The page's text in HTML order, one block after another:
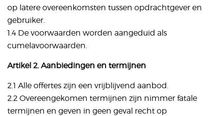
op latere overeenkomsten tussen opdrachtgever en
gebruiker.
1.4 De voorwaarden worden aangeduid als
cumelavoorwaarden.
Artikel 2. Aanbiedingen en termijnen
2.1 Alle offertes zijn een vrijblijvend aanbod.
2.2 Overeengekomen termijnen zijn nimmer fatale
termijnen en geven in geen geval recht op